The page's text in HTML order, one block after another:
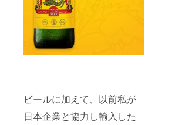
ビールに加えて、以前私が
日本企業と協力し輸入した